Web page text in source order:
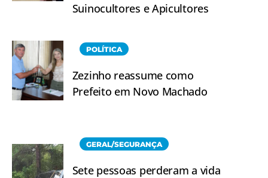
Suinocultores e Apicultores
POLÍTICA
Zezinho reassume como
Prefeito em Novo Machado
GERAL/SEGURANÇA
Sete pessoas perderam a vida